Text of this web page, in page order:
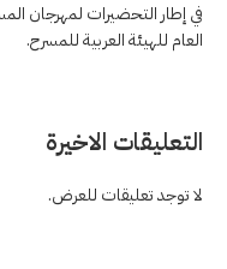
في إطار التحضيرات لمهرجان
العام للهيئة العربية للمسرح.
التعليقات الاخيرة
لا توجد تعليقات للعرض.